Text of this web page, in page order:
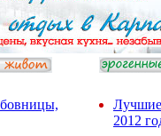
Лучшие
2012